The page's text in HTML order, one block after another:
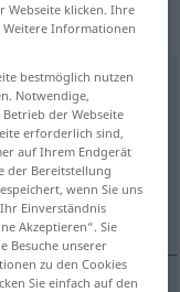
antippen)
Webseite klicken. Ihre
Weitere Informationen
bestmöglich nutzen
Notwendige,
der Webseite
erforderlich sind,
auf Ihrem Endgerät
der Bereitstellung
wenn Sie uns
Einverständnis
Akzeptieren“. Sie
Besuche unserer
zu den Cookies
Sie einfach auf den